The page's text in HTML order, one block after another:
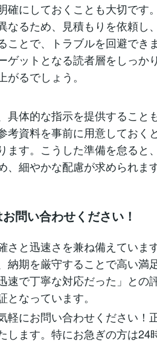
確にしておくことも大切です
なるため、見積もりを依頼し
ことで、トラブルを回避でき
ゲットとなる読者層をしっか
るでしょう。
具体的な指示を提供すること
考資料を事前に用意しておく
ます。こうした準備を怠ると
細やかな配慮が求められます
問い合わせください！
と迅速さを兼ね備えていま
納期を厳守することで高い満
速で丁寧な対応だった」との
なっています。
にお問い合わせください！
します。特にお急ぎの方は24